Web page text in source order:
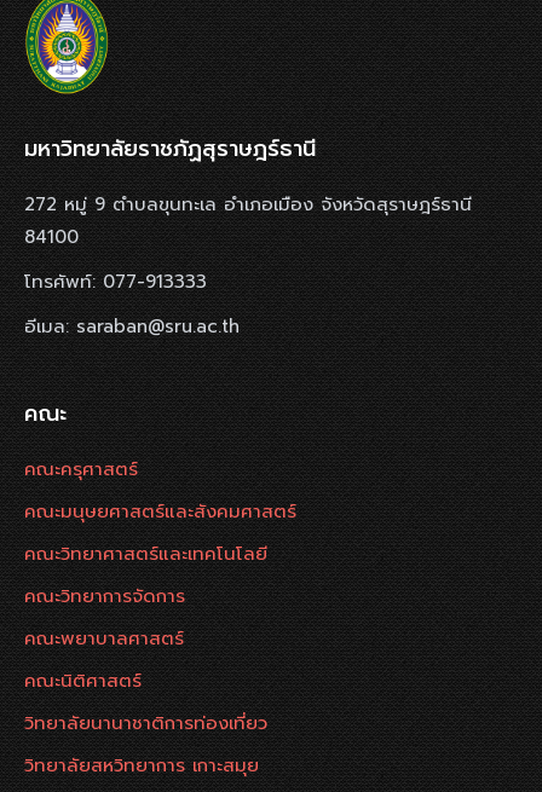
มหาวิทยาลัยราชภัฏสุราษฎร์ธานี
272 หมู่ 9 ตำบลขุนทะเล อำเภอเมือง จังหวัดสุราษฎร์ธานี
84100
โทรศัพท์: 077-913333
อีเมล: saraban@sru.ac.th
คณะ
คณะครุศาสตร์
คณะมนุษยศาสตร์และสังคมศาสตร์
คณะวิทยาศาสตร์และเทคโนโลยี
คณะวิทยาการจัดการ
คณะพยาบาลศาสตร์
คณะนิติศาสตร์
วิทยาลัยนานาชาติการท่องเที่ยว
วิทยาลัยสหวิทยาการ เกาะสมุย